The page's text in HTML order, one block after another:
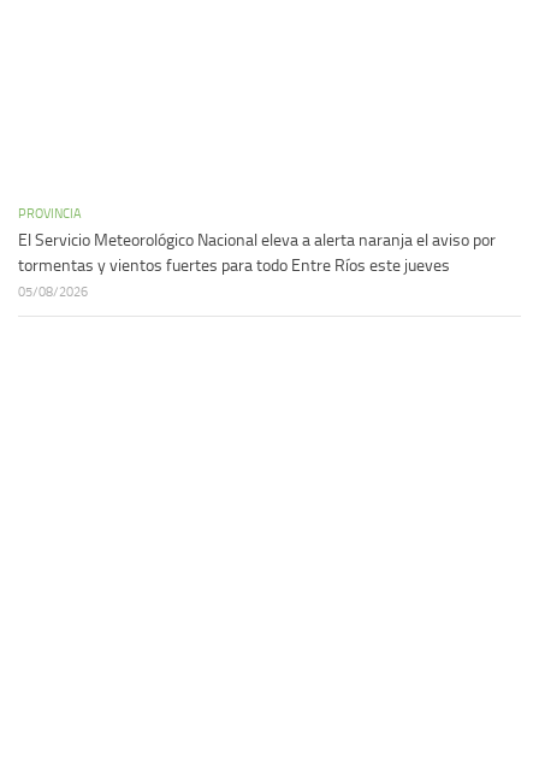
PROVINCIA
El Servicio Meteorológico Nacional eleva a alerta naranja el aviso por
tormentas y vientos fuertes para todo Entre Ríos este jueves
05/08/2026